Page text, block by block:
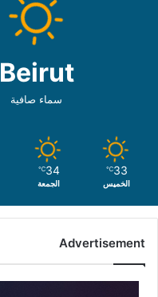
Beirut
سماء صافية
33
℃
الخميس
34
℃
الجمعة
Advertisement